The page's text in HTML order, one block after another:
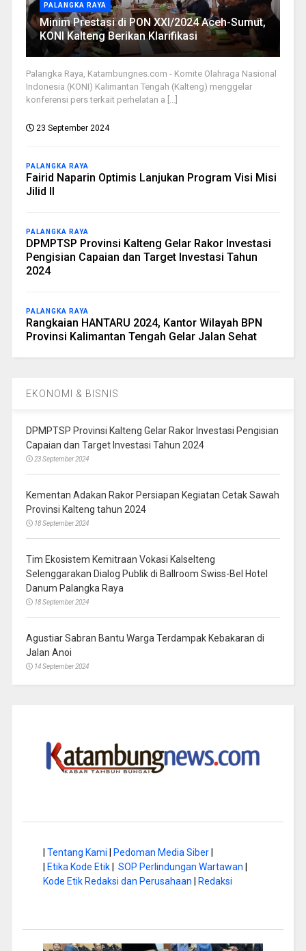
PALANGKA RAYA
Minim Prestasi di PON XXI/2024 Aceh-Sumut,
KONI Kalteng Berikan Klarifikasi
Palangka Raya, Katambungnes.com - Komite Olahraga Nasional
Indonesia (KONI) Kalimantan Tengah (Kalteng) menggelar
konferensi pers terkait perhelatan a [...]
23 September 2024
PALANGKA RAYA
Fairid Naparin Optimis Lanjukan Program Visi Misi
Jilid II
PALANGKA RAYA
DPMPTSP Provinsi Kalteng Gelar Rakor Investasi
Pengisian Capaian dan Target Investasi Tahun
2024
PALANGKA RAYA
Rangkaian HANTARU 2024, Kantor Wilayah BPN
Provinsi Kalimantan Tengah Gelar Jalan Sehat
EKONOMI & BISNIS
DPMPTSP Provinsi Kalteng Gelar Rakor Investasi Pengisian
Capaian dan Target Investasi Tahun 2024
23 September 2024
Kementan Adakan Rakor Persiapan Kegiatan Cetak Sawah
Provinsi Kalteng tahun 2024
18 September 2024
Tim Ekosistem Kemitraan Vokasi Kalselteng
Selenggarakan Dialog Publik di Ballroom Swiss-Bel Hotel
Danum Palangka Raya
18 September 2024
Agustiar Sabran Bantu Warga Terdampak Kebakaran di
Jalan Anoi
14 September 2024
Tentang Kami Pedoman Media Siber|
Etika Kode Etik| SOP Perlindungan Wartawan
Kode Etik Redaksi dan Perusahaan
Redaksi